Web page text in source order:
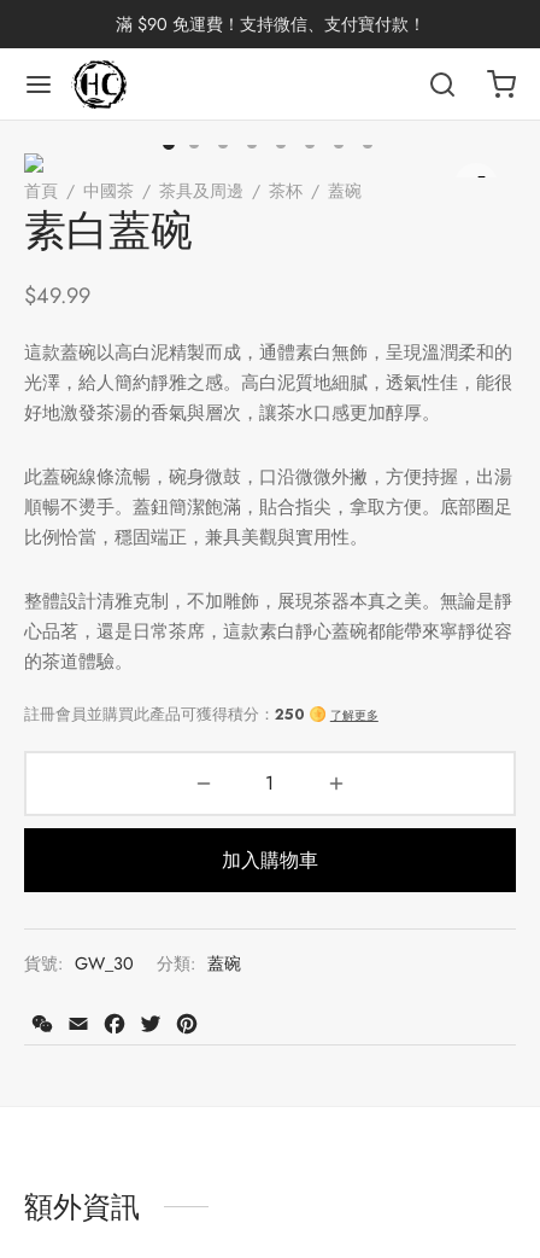
滿 $90 免運費！支持微信、支付寶付款！
首頁 / 中國茶 / 茶具及周邊 / 茶杯 / 蓋碗
素白蓋碗
$49.99
這款蓋碗以高白泥精製而成，通體素白無飾，呈現溫潤柔和的
光澤，給人簡約靜雅之感。高白泥質地細膩，透氣性佳，能很
好地激發茶湯的香氣與層次，讓茶水口感更加醇厚。
此蓋碗線條流暢，碗身微鼓，口沿微微外撇，方便持握，出湯
順暢不燙手。蓋鈕簡潔飽滿，貼合指尖，拿取方便。底部圈足
比例恰當，穩固端正，兼具美觀與實用性。
整體設計清雅克制，不加雕飾，展現茶器本真之美。無論是靜
心品茗，還是日常茶席，這款素白靜心蓋碗都能帶來寧靜從容
的茶道體驗。
註冊會員並購買此產品可獲得積分：250 了解更多
加入購物車
貨號: GW_30 分類: 蓋碗
WeChat
Email Facebook
Twitter
額外資訊
品
分類
因含量分類
分類
分類
分類
因含量分類
分類
分類
周邊
具
儲